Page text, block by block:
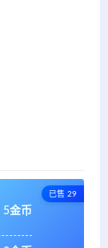
已售 29
5金币